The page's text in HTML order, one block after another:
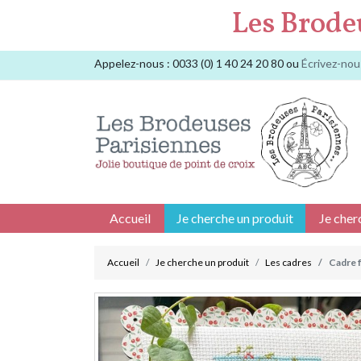
Les
Appelez-nous : 0033 (0) 1 40 24 20 80ou Écrivez-
Accueil Je cherche un produit Je
Accueil Je cherche un produit Les cadres Cadre